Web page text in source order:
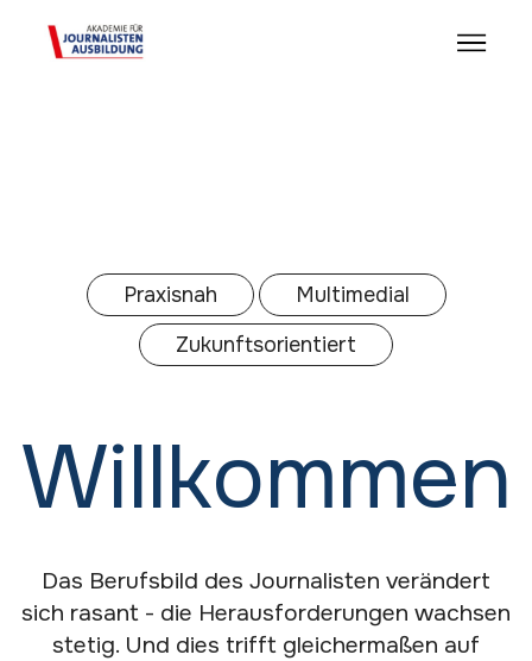
Praxisnah
Multimedial
Zukunftsorientiert
Willkommen
Das Berufsbild des Journalisten verändert
sich rasant - die Herausforderungen wachsen
stetig. Und dies trifft gleichermaßen auf